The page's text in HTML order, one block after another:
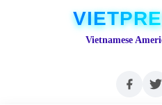
Vietnamese